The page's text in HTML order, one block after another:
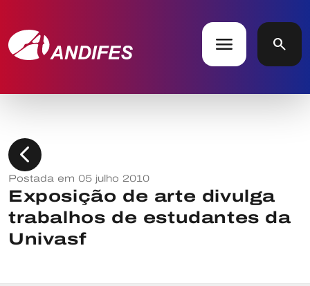
menu search
chevron_left
Postada em 05 julho 2010
Exposição de arte divulga
trabalhos de estudantes da
Univasf